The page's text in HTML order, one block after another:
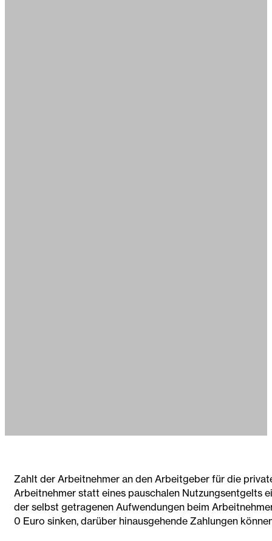
Zahlt der Arbeitnehmer an den Arbeitgeber für die
Arbeitnehmer statt eines pauschalen Nutzungsentgelts
der selbst getragenen Aufwendungen beim
0 Euro sinken, darüber hinausgehende Zahlungen